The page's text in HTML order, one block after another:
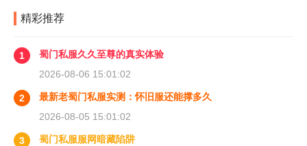
精彩推荐
1
蜀门私服久久至尊的真实体验
2026-08-06 15:01:02
2
最新老蜀门私服实测：怀旧服还能撑多久
2026-08-05 15:01:02
3
蜀门私服服网暗藏陷阱